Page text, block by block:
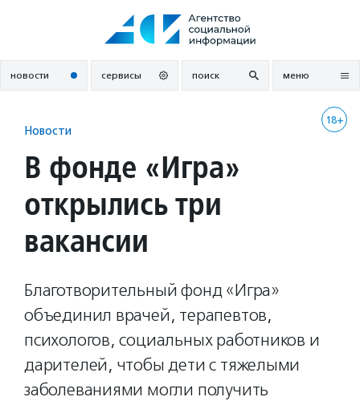
новости сервисы поиск меню
18+
Новости
В фонде «Игра»
открылись три
вакансии
Благотворительный фонд «Игра»
объединил врачей, терапевтов,
психологов, социальных работников и
дарителей, чтобы дети с тяжелыми
заболеваниями могли получить